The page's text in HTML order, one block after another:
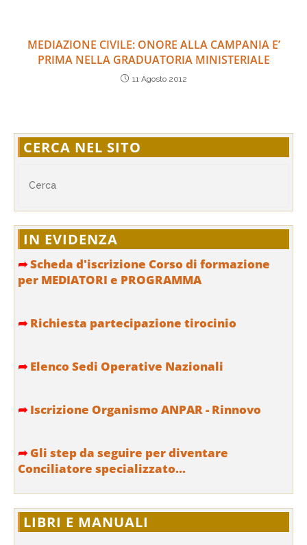
MEDIAZIONE CIVILE: ONORE ALLA CAMPANIA E’
PRIMA NELLA GRADUATORIA MINISTERIALE
11 Agosto 2012
CERCA NEL SITO
IN EVIDENZA
➦Scheda d'iscrizione Corso di formazione
per MEDIATORI e PROGRAMMA
➦ Richiesta partecipazione tirocinio
➦ Elenco Sedi Operative Nazionali
➦ Iscrizione Organismo ANPAR - Rinnovo
➦ Gli step da seguire per diventare
Conciliatore specializzato...
LIBRI E MANUALI